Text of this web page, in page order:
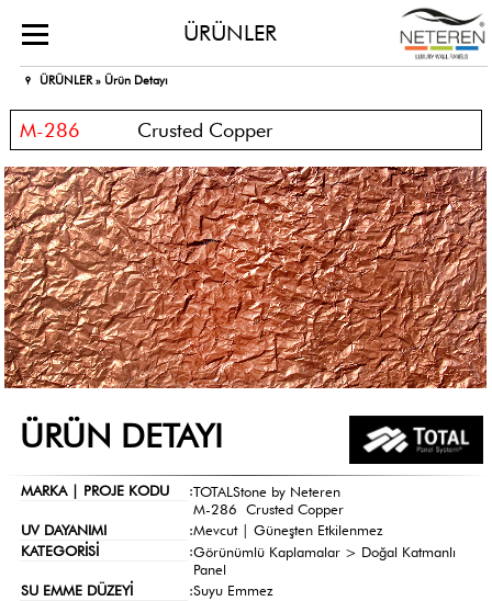
ÜRÜNLER
ÜRÜNLER » Ürün Detayı
M-286 Crusted Copper
ÜRÜN DETAYI
MARKA | PROJE KODU :TOTALStone by Neteren
M-286 Crusted Copper
UV DAYANIMI
:Mevcut | Güneşten Etkilenmez
KATEGORİSİ
:Görünümlü Kaplamalar > Doğal Katmanlı
Panel
SU EMME DÜZEYİ
:Suyu Emmez